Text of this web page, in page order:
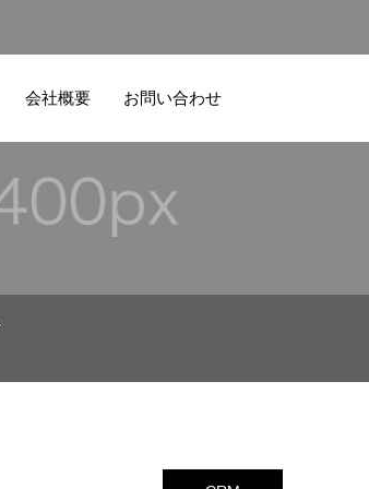
会社概要 お問い合わせ